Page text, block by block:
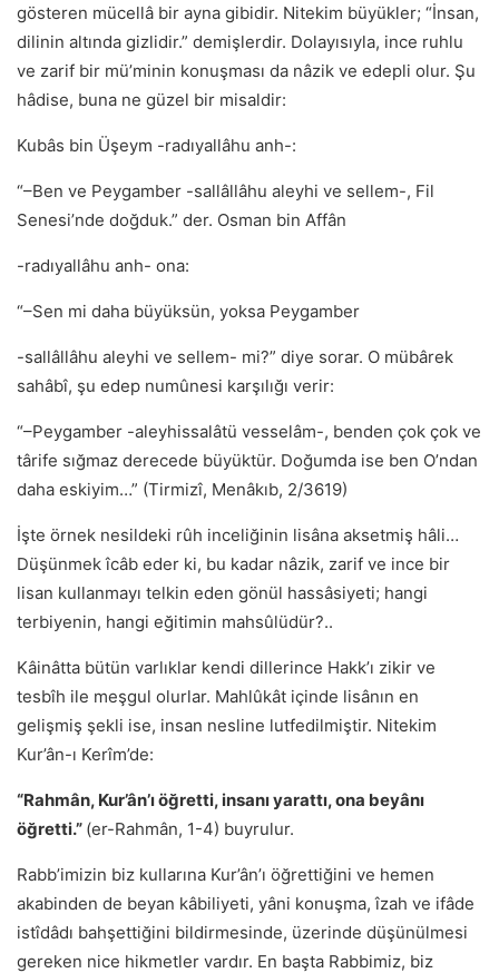
gösteren mücellâ bir ayna gibidir. Nitekim büyükler; “İnsan,
dilinin altında gizlidir.” demişlerdir. Dolayısıyla, ince ruhlu
ve zarif bir mü’minin konuşması da nâzik ve edepli olur. Şu
hâdise, buna ne güzel bir misaldir:
Kubâs bin Üşeym -radıyallâhu anh-:
“–Ben ve Peygamber -sallâllâhu aleyhi ve sellem-, Fil
Senesi’nde doğduk.” der. Osman bin Affân
-radıyallâhu anh- ona:
“–Sen mi daha büyüksün, yoksa Peygamber
-sallâllâhu aleyhi ve sellem- mi?” diye sorar. O mübârek
sahâbî, şu edep numûnesi karşılığı verir:
“–Peygamber -aleyhissalâtü vesselâm-, benden çok çok ve
târife sığmaz derecede büyüktür. Doğumda ise ben O’ndan
daha eskiyim…” (Tirmizî, Menâkıb, 2/3619)
İşte örnek nesildeki rûh inceliğinin lisâna aksetmiş hâli…
Düşünmek îcâb eder ki, bu kadar nâzik, zarif ve ince bir
lisan kullanmayı telkin eden gönül hassâsiyeti; hangi
terbiyenin, hangi eğitimin mahsûlüdür?..
Kâinâtta bütün varlıklar kendi dillerince Hakk’ı zikir ve
tesbîh ile meşgul olurlar. Mahlûkât içinde lisânın en
gelişmiş şekli ise, insan nesline lutfedilmiştir. Nitekim
Kur’ân-ı Kerîm’de:
“Rahmân, Kur’ân’ı öğretti, insanı yarattı, ona beyânı
öğretti.” (er-Rahmân, 1-4) buyrulur.
Rabb’imizin biz kullarına Kur’ân’ı öğrettiğini ve hemen
akabinden de beyan kâbiliyeti, yâni konuşma, îzah ve ifâde
istîdâdı bahşettiğini bildirmesinde, üzerinde düşünülmesi
gereken nice hikmetler vardır. En başta Rabbimiz, biz